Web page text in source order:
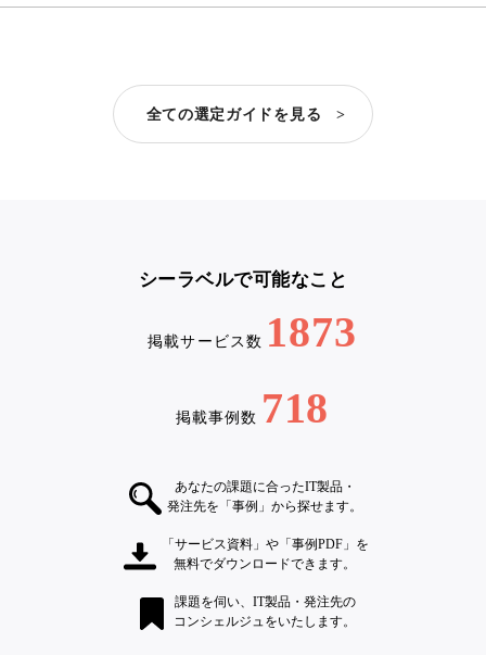
全ての選定ガイドを見る >
シーラベルで可能なこと
掲載サービス数 1873
掲載事例数 718
あなたの課題に合ったIT製品・
発注先を「事例」から探せます。
「サービス資料」や「事例PDF」を
無料でダウンロードできます。
課題を伺い、IT製品・発注先の
コンシェルジュをいたします。